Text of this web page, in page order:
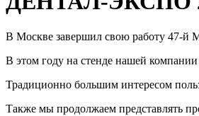
В Мос­кве завер­шил свою работу 47-
В этом году на стенде нашей
Традиционно большим интересом
Также мы продолжаем представлять